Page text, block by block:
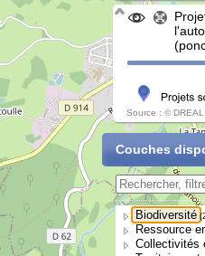
Source : © DREAL
Couches
Biodiversité
Ressource
Collectivités